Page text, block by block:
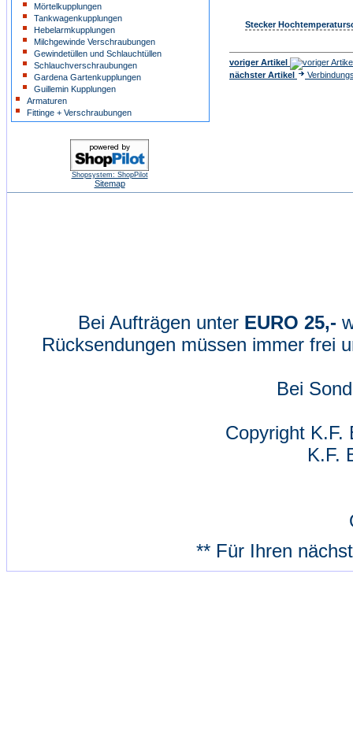
Mörtelkupplungen
Tankwagenkupplungen
Hebelarmkupplungen
Milchgewinde Verschraubungen
Gewindetüllen und Schlauchtüllen
Schlauchverschraubungen
Gardena Gartenkupplungen
Guillemin Kupplungen
Armaturen
Fittinge + Verschraubungen
Shopsystem: ShopPilot
Sitemap
Stecker
voriger Artikel
nächster Artikel
Bei Aufträgen unter EURO 25,-
Rücksendungen müssen immer frei
Bei
Copyright
K.F.
** Für Ihren